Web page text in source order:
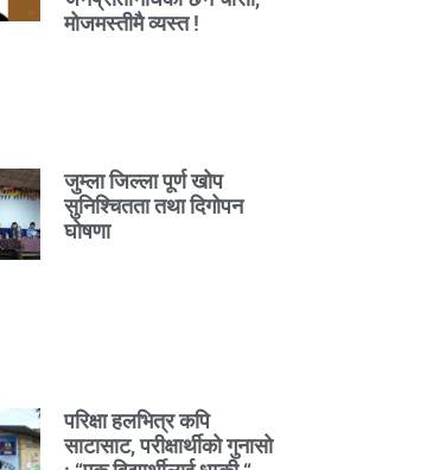
मोजमस्तीमै व्यस्त !
जुम्ला जिल्ला पूर्ण खोप
सुनिश्चितता तथा दिगोपन
घोषणा
परिक्षा हलभित्र कपि
साटासाट, परीक्षार्थीको गुनासो